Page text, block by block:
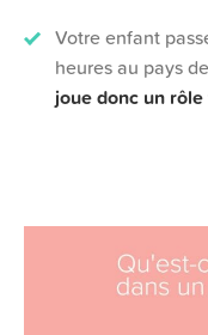
Votre enfant
heures au pays
joue donc un